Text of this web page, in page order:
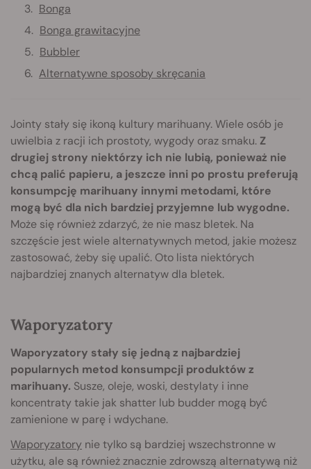
Bonga
Bonga grawitacyjne
Bubbler
Alternatywne sposoby skręcania
Jointy stały się ikoną kultury marihuany. Wiele osób je
uwielbia z racji ich prostoty, wygody oraz smaku. Z
drugiej strony niektórzy ich nie lubią, ponieważ nie
chcą palić papieru, a jeszcze inni po prostu preferują
konsumpcję marihuany innymi metodami, które
mogą być dla nich bardziej przyjemne lub wygodne.
Może się również zdarzyć, że nie masz bletek. Na
szczęście jest wiele alternatywnych metod, jakie możesz
zastosować, żeby się upalić. Oto lista niektórych
najbardziej znanych alternatyw dla bletek.
Waporyzatory
Waporyzatory stały się jedną z najbardziej
popularnych metod konsumpcji produktów z
marihuany. Susze, oleje, woski, destylaty i inne
koncentraty takie jak shatter lub budder mogą być
zamienione w parę i wdychane.
Waporyzatory nie tylko są bardziej wszechstronne w
użytku, ale są również znacznie zdrowszą alternatywą niż